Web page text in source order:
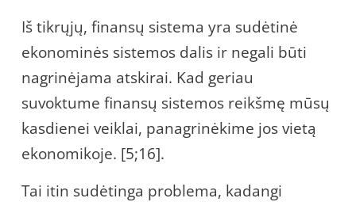
Iš tikrųjų, finansų sistema yra sudėtinė
ekonominės sistemos dalis ir negali būti
nagrinėjama atskirai. Kad geriau
suvoktume finansų sistemos reikšmę mūsų
kasdienei veiklai, panagrinėkime jos vietą
ekonomikoje. [5;16].
Tai itin sudėtinga problema, kadangi